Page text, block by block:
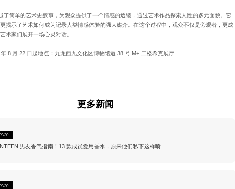
了简单的艺术史叙事，为观众提供了一个情感的透镜，通过艺术作品探索人性的多元面貌。它
揭示了艺术如何成为记录人类情感体验的强大媒介。在这个过程中，观众不仅是旁观者，更成
术家们展开一场心灵对话。
8 月 22 日起地点：九龙西九文化区博物馆道 38 号 M+ 二楼希克展厅
更多新闻
30
男友香气指南！13 款成员爱用香水，原来他们私下这样喷
30